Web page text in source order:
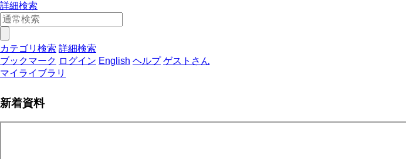
詳細検索
カテゴリ検索 詳細検索
ブックマーク ログイン English ヘルプ ゲストさん
マイライブラリ
新着資料